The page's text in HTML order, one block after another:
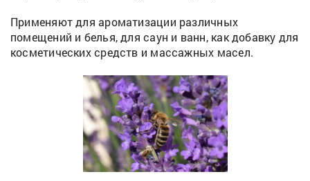
Применяют для ароматизации различных
помещений и белья, для саун и ванн, как добавку для
косметических средств и массажных масел.